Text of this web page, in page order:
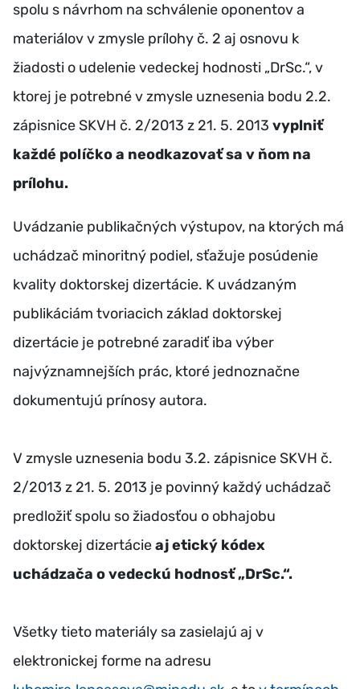
spolu s návrhom na schválenie oponentov a
materiálov v zmysle prílohy č. 2 aj osnovu k
žiadosti o udelenie vedeckej hodnosti „DrSc.“, v
ktorej je potrebné v zmysle uznesenia bodu 2.2.
zápisnice SKVH č. 2/2013 z 21. 5. 2013 vyplniť
každé políčko a neodkazovať sa v ňom na
prílohu.
Uvádzanie publikačných výstupov, na ktorých má
uchádzač minoritný podiel, sťažuje posúdenie
kvality doktorskej dizertácie. K uvádzaným
publikáciám tvoriacich základ doktorskej
dizertácie je potrebné zaradiť iba výber
najvýznamnejších prác, ktoré jednoznačne
dokumentujú prínosy autora.
V zmysle uznesenia bodu 3.2. zápisnice SKVH č.
2/2013 z 21. 5. 2013 je povinný každý uchádzač
predložiť spolu so žiadosťou o obhajobu
doktorskej dizertácieaj etický kódex
uchádzača o vedeckú hodnosť „DrSc.“.
Všetky tieto materiály sa zasielajú aj v
elektronickej forme na adresu